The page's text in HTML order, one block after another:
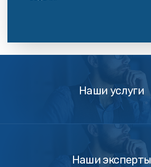
Наши
услуги
Наши услуги
Наши
эксперты
Наши эксперты